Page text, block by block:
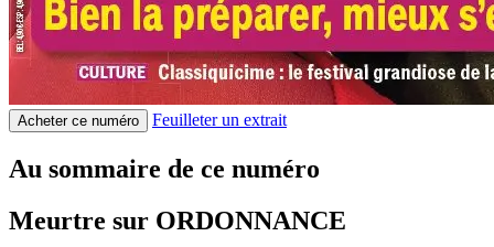
Acheter ce numéro Feuilleter un extrait
Au sommaire de ce numéro
Meurtre sur ORDONNANCE